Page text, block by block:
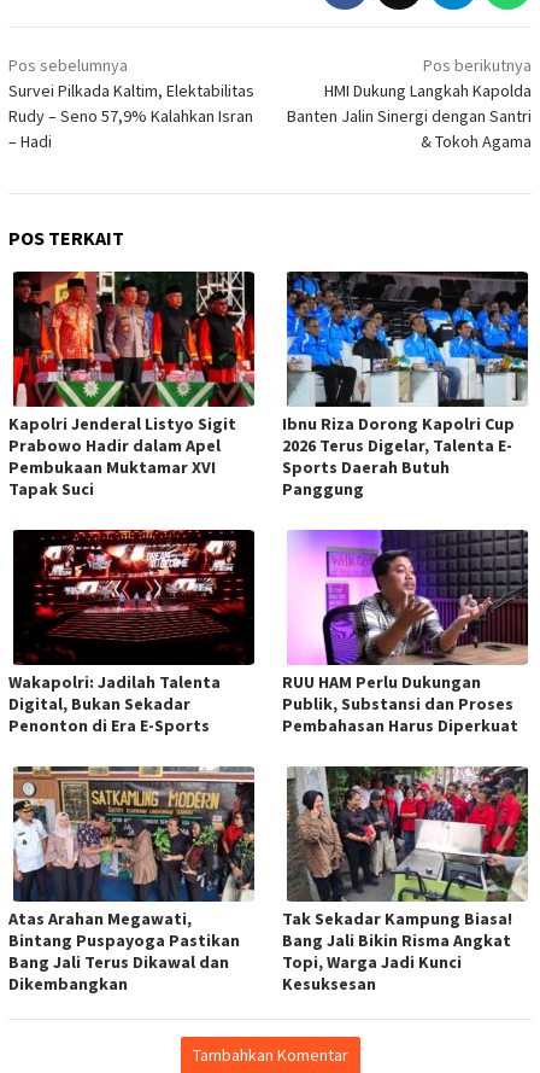
Navigasi
pos
Pos sebelumnya
Survei Pilkada Kaltim, Elektabilitas
Rudy – Seno 57,9% Kalahkan Isran
– Hadi
Pos berikutnya
HMI Dukung Langkah Kapolda
Banten Jalin Sinergi dengan Santri
& Tokoh Agama
POS TERKAIT
Kapolri Jenderal Listyo Sigit
Prabowo Hadir dalam Apel
Pembukaan Muktamar XVI
Tapak Suci
Ibnu Riza Dorong Kapolri Cup
2026 Terus Digelar, Talenta E-
Sports Daerah Butuh
Panggung
Wakapolri: Jadilah Talenta
Digital, Bukan Sekadar
Penonton di Era E-Sports
RUU HAM Perlu Dukungan
Publik, Substansi dan Proses
Pembahasan Harus Diperkuat
Atas Arahan Megawati,
Bintang Puspayoga Pastikan
Bang Jali Terus Dikawal dan
Dikembangkan
Tak Sekadar Kampung Biasa!
Bang Jali Bikin Risma Angkat
Topi, Warga Jadi Kunci
Kesuksesan
Tambahkan Komentar